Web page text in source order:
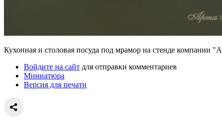
Кухонная и столовая посуда под мрамор на стенде компании
Войдите на сайт для отправки комментариев
Миниатюра
Версия для печати